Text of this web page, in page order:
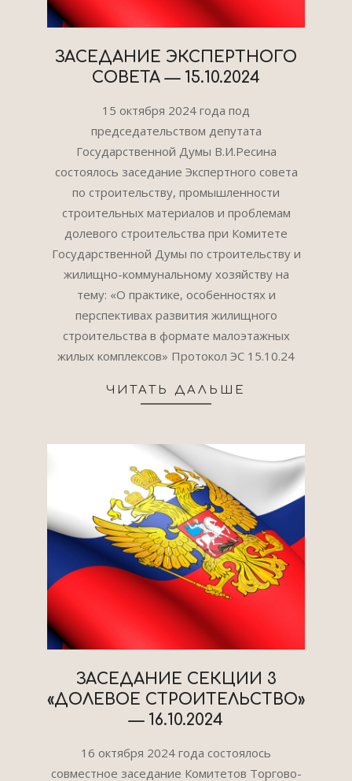
ЗАСЕДАНИЕ ЭКСПЕРТНОГО
СОВЕТА — 15.10.2024
15 октября 2024 года под
председательством депутата
Государственной Думы В.И.Ресина
состоялось заседание Экспертного совета
по строительству, промышленности
строительных материалов и проблемам
долевого строительства при Комитете
Государственной Думы по строительству и
жилищно-коммунальному хозяйству на
тему: «О практике, особенностях и
перспективах развития жилищного
строительства в формате малоэтажных
жилых комплексов» Протокол ЭС 15.10.24
ЧИТАТЬ ДАЛЬШЕ
ЗАСЕДАНИЕ СЕКЦИИ 3
«ДОЛЕВОЕ СТРОИТЕЛЬСТВО»
— 16.10.2024
16 октября 2024 года состоялось
совместное заседание Комитетов Торгово-